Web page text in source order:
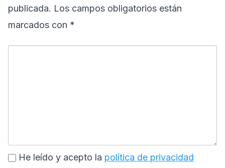
publicada. Los campos obligatorios están
marcados con *
He leído y acepto la política de privacidad